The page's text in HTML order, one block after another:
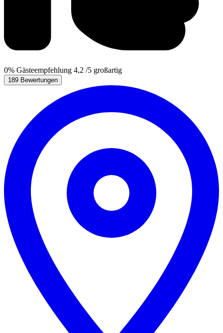
0% Gästeempfehlung 4,2 /5 großartig
189 Bewertungen